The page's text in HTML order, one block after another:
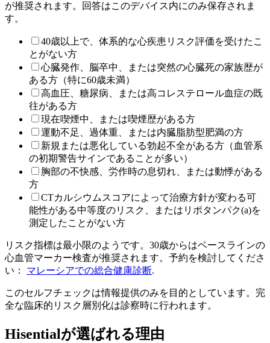
が推奨されます。回答はこのデバイス内にのみ保存されま
す。
40歳以上で、体系的な心疾患リスク評価を受けたこ
とがない方
心臓発作、脳卒中、または突然の心臓死の家族歴が
ある方（特に60歳未満）
高血圧、糖尿病、または高コレステロール血症の既
往がある方
現在喫煙中、または喫煙歴がある方
運動不足、過体重、または内臓脂肪型肥満の方
新規または悪化している勃起不全がある方（血管系
の初期警告サインであることが多い）
胸部の不快感、労作時の息切れ、または動悸がある
方
CTカルシウムスコアによって治療方針が変わる可
能性がある中等度のリスク、またはリポタンパク(a)を
測定したことがない方
リスク指標は最小限のようです。30歳からはベースラインの
心血管マーカー検査が推奨されます。予約を検討してくださ
い：
マレーシアでの総合健康診断.
このセルフチェックは情報提供のみを目的としています。完
全な臨床的リスク層別化は診察時に行われます。
Hisentialが選ばれる理由